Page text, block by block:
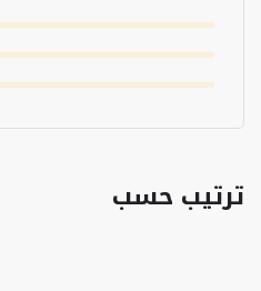
ترتيب حسب